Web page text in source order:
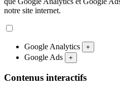
notre site internet.
Google Analytics +
Google Ads +
Contenus interactifs